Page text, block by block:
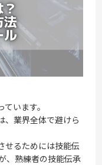
います。
、業界全体で避けら
せるためには技能伝
、熟練者の技能伝承